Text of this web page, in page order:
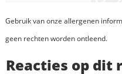
Gebruik van onze allergenen
geen rechten worden ontleend.
Reacties op dit